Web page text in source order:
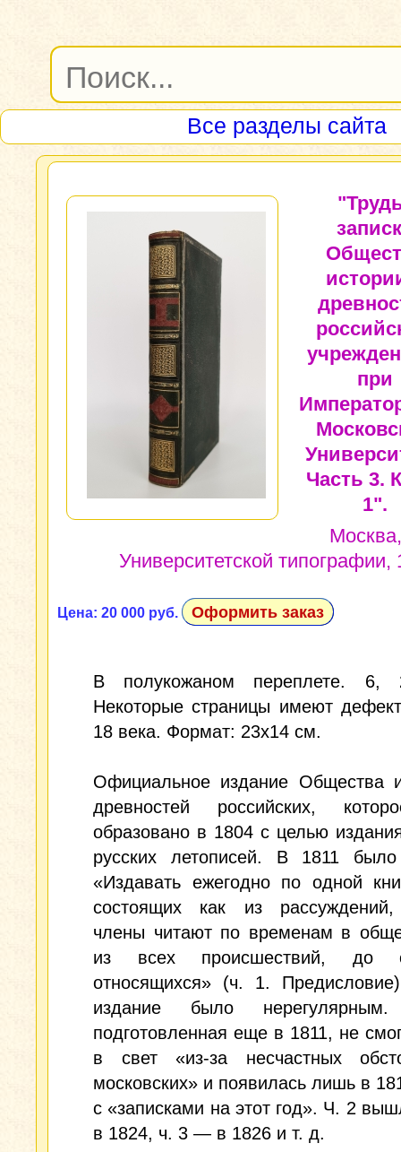
Все разделы сайта
при
Часть 3.
1".
Университетской типографии,
Цена: 20 000 руб. Оформить заказ
В полукожаном переплете. 6,
Некоторые страницы имеют
18 века. Формат: 23x14 см.
Официальное издание Общества
древностей российских,
образовано в 1804 с целью
русских летописей. В 1811
«Издавать ежегодно по одной
состоящих как из рассуждений,
члены читают по временам в
из всех происшествий, до
относящихся» (ч. 1.
издание было
подготовленная еще в 1811, не
в свет «из-за несчастных
московских» и появилась лишь в
с «записками на этот год». Ч. 2
в 1824, ч. 3 — в 1826 и т. д.